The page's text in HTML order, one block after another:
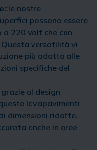
:le nostre
possono essere
220 volt che con
versatilità vi
più adatta alle
specifiche del
grazie al design
lavapavimenti
dimensioni ridotte.
anche in aree